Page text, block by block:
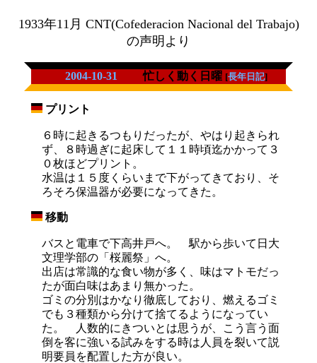
1933年11月 CNT(Cofederacion Nacional del Trabajo)
の声明より
2004-10-31 忙しく動く日曜 [長年日記]
プリント
６時に起きるつもりだったが、やはり起きられ
ず、８時過ぎに起床して１１時頃迄かかって３
０枚ほどプリント。
水温は１５度くらいまで下がってきており、そ
ろそろ保温器が必要になってきた。
移動
バスと電車で下高井戸へ。 駅から歩いて日大
文理学部の「桜麗祭」へ。
出店は常識的な食い物が多く、味はマトモだっ
たが面白味はあまり無かった。
ゴミの分別はかなり徹底しており、燃えるゴミ
でも３種類から分けて捨てるようになってい
た。 人数的にきついとは思うが、こう言う面
倒を客に強いる試みをする時は人員を裂いて説
明要員を配置した方が良い。